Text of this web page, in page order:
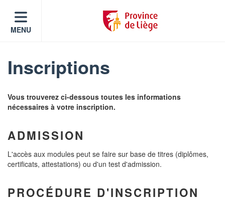
MENU
Inscriptions
Vous trouverez ci-dessous toutes les informations
nécessaires à votre inscription.
ADMISSION
L'accès aux modules peut se faire sur base de titres (diplômes,
certificats, attestations) ou d'un test d'admission.
PROCÉDURE D'INSCRIPTION